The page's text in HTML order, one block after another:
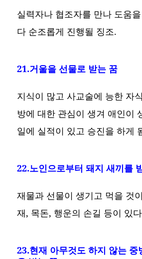
실력자나 협조자를 만나 도움
다 순조롭게 진행될 징조.
21.거울을 선물로 받는 꿈
지식이 많고 사교술에 능한 자
방에 대한 관심이 생겨 애인이
일에 실적이 있고 승진을 하게
22.노인으로부터 돼지 새끼를
재물과 선물이 생기고 먹을 것
재, 목돈, 행운의 손길 등이 있
23.현재 아무것도 하지 않는 중